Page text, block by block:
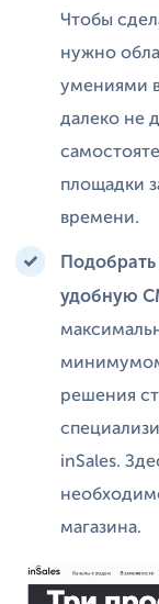
Чтобы
нужно
умениями
далеко не
площадки
времени.
удобную
минимумом
решения
inSales.
магазина.